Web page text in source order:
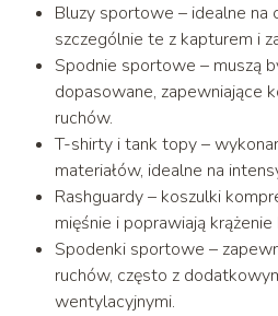
Bluzy sportowe – idealne na
szczególnie te z kapturem i
Spodnie sportowe – muszą
dopasowane, zapewniające
ruchów.
T-shirty i tank topy –
materiałów, idealne na
Rashguardy – koszulki
mięśnie i poprawiają krążenie
Spodenki sportowe –
ruchów, często z
wentylacyjnymi.